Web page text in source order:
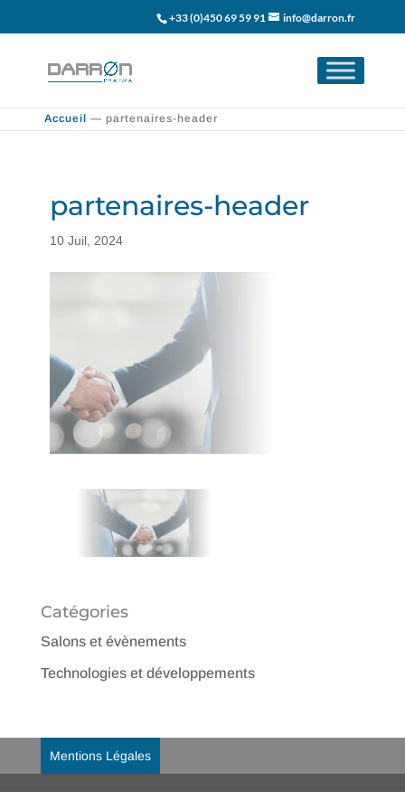
+33 (0)450 69 59 91 info@darron.fr
Accueil — partenaires-header
partenaires-header
10 Juil, 2024
Catégories
Salons et évènements
Technologies et développements
Mentions Légales